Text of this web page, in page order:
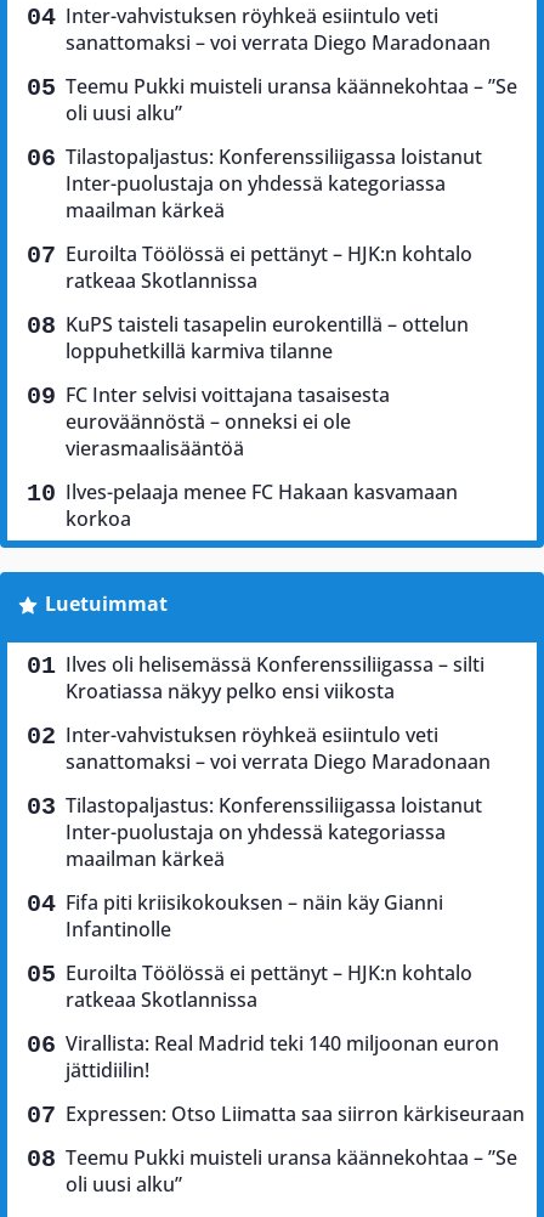
Inter-vahvistuksen röyhkeä esiintulo veti
sanattomaksi – voi verrata Diego Maradonaan
Teemu Pukki muisteli uransa käännekohtaa – ”Se
oli uusi alku”
Tilastopaljastus: Konferenssiliigassa loistanut
Inter-puolustaja on yhdessä kategoriassa
maailman kärkeä
Euroilta Töölössä ei pettänyt – HJK:n kohtalo
ratkeaa Skotlannissa
KuPS taisteli tasapelin eurokentillä – ottelun
loppuhetkillä karmiva tilanne
FC Inter selvisi voittajana tasaisesta
euroväännöstä – onneksi ei ole
vierasmaalisääntöä
Ilves-pelaaja menee FC Hakaan kasvamaan
korkoa
Luetuimmat
Ilves oli helisemässä Konferenssiliigassa – silti
Kroatiassa näkyy pelko ensi viikosta
Inter-vahvistuksen röyhkeä esiintulo veti
sanattomaksi – voi verrata Diego Maradonaan
Tilastopaljastus: Konferenssiliigassa loistanut
Inter-puolustaja on yhdessä kategoriassa
maailman kärkeä
Fifa piti kriisikokouksen – näin käy Gianni
Infantinolle
Euroilta Töölössä ei pettänyt – HJK:n kohtalo
ratkeaa Skotlannissa
Virallista: Real Madrid teki 140 miljoonan euron
jättidiilin!
Expressen: Otso Liimatta saa siirron kärkiseuraan
Teemu Pukki muisteli uransa käännekohtaa – ”Se
oli uusi alku”